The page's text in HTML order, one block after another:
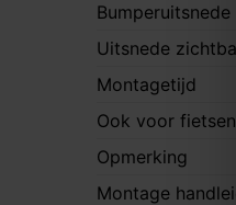
Bumperuitsnede
Uitsnede
Montagetijd
Ook voor
Opmerking
Montage